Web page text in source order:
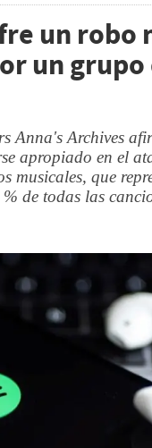
un robo
un grupo
Anna's Archives
apropiado en el
musicales, que
de todas las